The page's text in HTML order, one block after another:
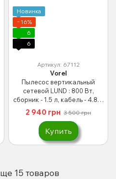
Новинка
−16%
6
6
Артикул: 67112
Vorel
Пылесос вертикальный
сетевой LUND : 800 Вт,
сборник - 1.5 л, кабель - 4.8 м
(DW) (67112)
2 940 грн 3 500 грн
Купить
15 товаров